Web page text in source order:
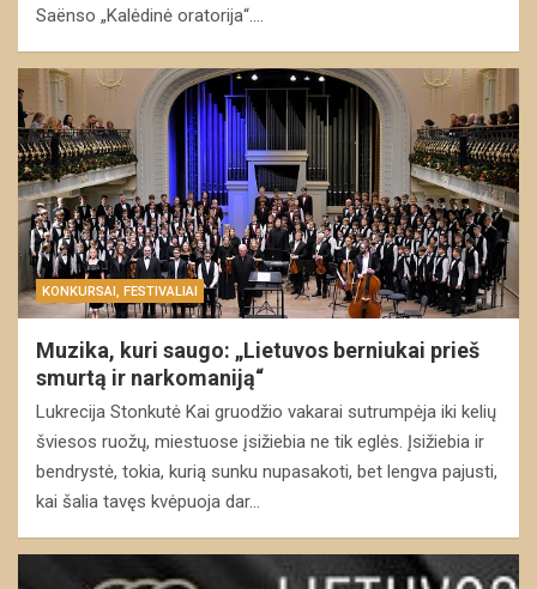
Saënso „Kalėdinė oratorija“.…
KONKURSAI, FESTIVALIAI
Muzika, kuri saugo: „Lietuvos berniukai prieš
smurtą ir narkomaniją“
Lukrecija Stonkutė Kai gruodžio vakarai sutrumpėja iki kelių
šviesos ruožų, miestuose įsižiebia ne tik eglės. Įsižiebia ir
bendrystė, tokia, kurią sunku nupasakoti, bet lengva pajusti,
kai šalia tavęs kvėpuoja dar…